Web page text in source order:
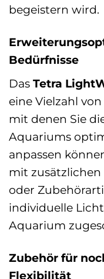
begeistern wird.
Bedürfnisse
Das Tetra
eine Vielzahl
mit denen Sie
Aquariums
anpassen
mit zusätzlichen
oder
individuelle
Aquarium
Zubehör für
Flexibilität